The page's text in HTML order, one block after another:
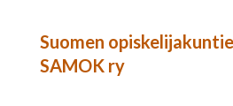
Suomen
SAMOK ry